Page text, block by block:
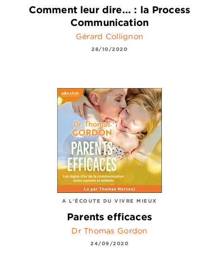
Comment leur dire... : la Process
Communication
Gérard Collignon
28/10/2020
A L'ÉCOUTE DU VIVRE MIEUX
Parents efficaces
Dr Thomas Gordon
24/09/2020